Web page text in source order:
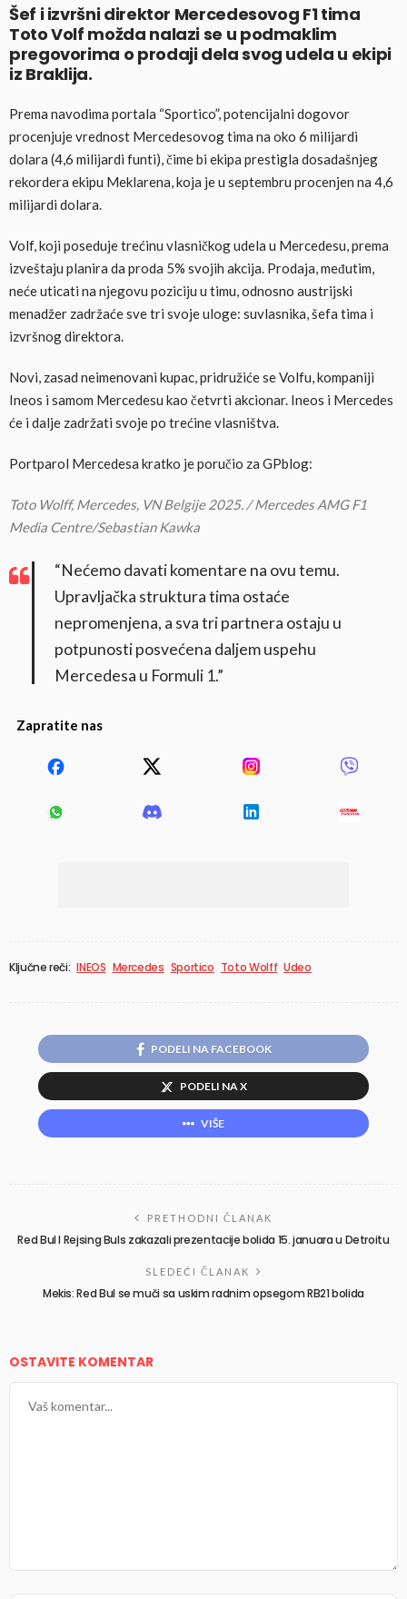
Šef i izvršni direktor Mercedesovog F1 tima
Toto Volf možda nalazi se u podmaklim
pregovorima o prodaji dela svog udela u ekipi
iz Braklija.
Prema navodima portala “Sportico”, potencijalni dogovor
procenjuje vrednost Mercedesovog tima na oko 6 milijardi
dolara (4,6 milijardi funti), čime bi ekipa prestigla dosadašnjeg
rekordera ekipu Meklarena, koja je u septembru procenjen na 4,6
milijardi dolara.
Volf, koji poseduje trećinu vlasničkog udela u Mercedesu, prema
izveštaju planira da proda 5% svojih akcija. Prodaja, međutim,
neće uticati na njegovu poziciju u timu, odnosno austrijski
menadžer zadržaće sve tri svoje uloge: suvlasnika, šefa tima i
izvršnog direktora.
Novi, zasad neimenovani kupac, pridružiće se Volfu, kompaniji
Ineos i samom Mercedesu kao četvrti akcionar. Ineos i Mercedes
će i dalje zadržati svoje po trećine vlasništva.
Portparol Mercedesa kratko je poručio za GPblog:
Toto Wolff, Mercedes, VN Belgije 2025. / Mercedes AMG F1
Media Centre/Sebastian Kawka
“Nećemo davati komentare na ovu temu.
Upravljačka struktura tima ostaće
nepromenjena, a sva tri partnera ostaju u
potpunosti posvećena daljem uspehu
Mercedesa u Formuli 1.”
Zapratite nas
Ključne reči: INEOS Mercedes Sportico Toto Wolff Udeo
PODELI NA FACEBOOK
PODELI NA X
VIŠE
PRETHODNI ČLANAK
Red Bul I Rejsing Buls zakazali prezentacije bolida 15. januara u Detroitu
SLEDEĆI ČLANAK
Mekis: Red Bul se muči sa uskim radnim opsegom RB21 bolida
OSTAVITE KOMENTAR